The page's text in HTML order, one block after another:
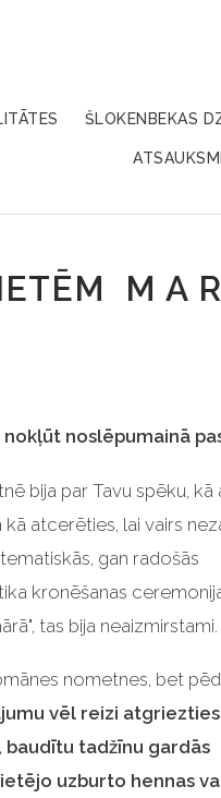
ŠLOKENBEKAS
M A
noslēpumainā
bija par Tavu spēku, kā
atcerēties, lai vairs
gan radošās
kronēšanas
tas bija neaizmirstami.
nometnes, bet
vēl reizi
tadžīnu gardās
uzburto hennas